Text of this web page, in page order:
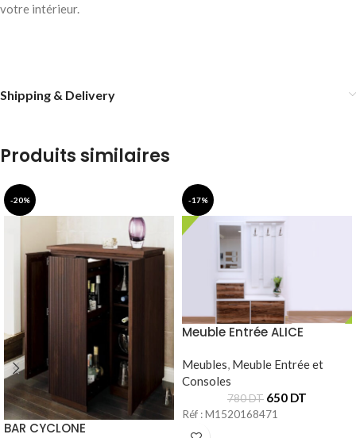
votre intérieur.
Shipping & Delivery
Produits similaires
-20%
BAR CYCLONE
-17%
Meuble Entrée ALICE
Meubles, Meuble Entrée et
Consoles
780DT 650 DT
Réf : M1520168471